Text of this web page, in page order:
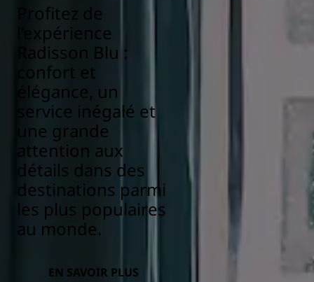
Profitez de
l’expérience
Radisson Blu :
confort et
élégance, un
service inégalé et
une grande
attention aux
détails dans des
destinations parmi
les plus populaires
au monde.
EN SAVOIR PLUS